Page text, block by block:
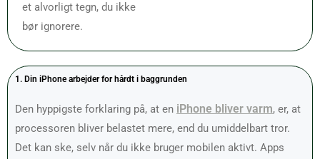
et alvorligt tegn, du ikke
bør ignorere.
1. Din iPhone arbejder for hårdt i baggrunden
Den hyppigste forklaring på, at en iPhone bliver varm, er, at
processoren bliver belastet mere, end du umiddelbart tror.
Det kan ske, selv når du ikke bruger mobilen aktivt. Apps